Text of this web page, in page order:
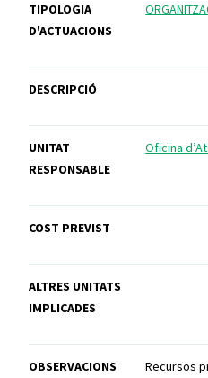
TIPOLOGIA
D'ACTUACIONS
DESCRIPCIÓ
UNITAT
RESPONSABLE
Oficina
COST PREVIST
ALTRES UNITATS
IMPLICADES
OBSERVACIONS Recursos